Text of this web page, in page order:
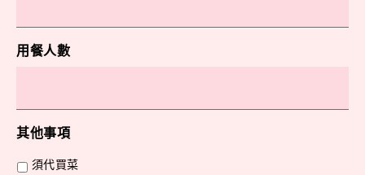
用餐人數
其他事項
須代買菜